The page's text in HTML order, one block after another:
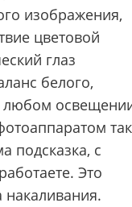
изображения,
цветовой
глаз
белого,
любом
так
подсказка, с
Это